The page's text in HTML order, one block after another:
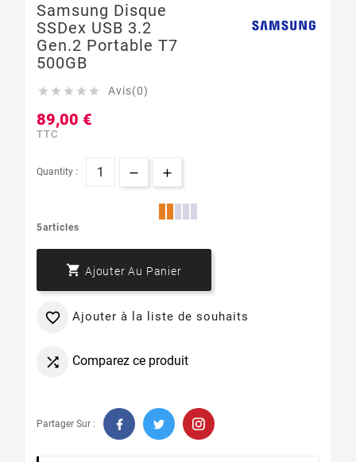
Samsung Disque
SSDex USB 3.2
Gen.2 Portable T7
500GB
     Avis(0)
89,00 €
TTC
Quantity :
5articles
 Ajouter Au Panier
 Ajouter à la liste de souhaits
 Comparez ce produit
Partager Sur :